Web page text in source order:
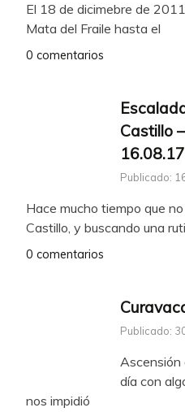
El 18 de dicimebre de
Mata del Fraile hasta el
0 comentarios
Castillo
16.08.17
Publicado:
Hace mucho tiempo que
Castillo, y buscando una
0 comentarios
Publicado:
Ascensión
día con
nos impidió